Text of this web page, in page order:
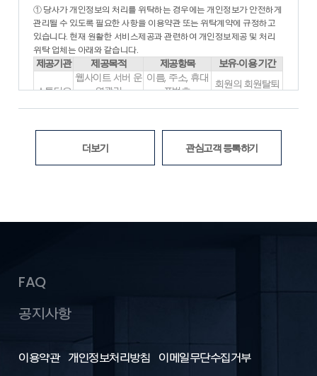
“회원”임을 확인하고 비밀보호를 위해 “회원” 자신이 정한 문자
또는 숫자의 조합을 의미합니다.
- “서비스”라 함은 구현되는 단말기(PC, TV, 휴대형단말기 등의
각종 유무선 장치를 포함)와 상관없이 “회원”이 이용할 수 있는
홈페이지 내 제반 서비스를 의미합니다.
- “운영자”란 서비스의 전반적인 관리와 원활한 운영을 위하여
회사에서 선정한 사람을 말합니다.
보 형태의 글, 사진, 동영상 및 각종 파일과 링크 등을
- “해지”라 함은 회사 또는 회원이 서비스 개통 이후 이용계약을
해약하는 것을 말합니다.
제5조 (이용신청)
1. “회원”이 되고자 하는 자(이하 “가입신청자”)는 홈페이지 상의
청하여야 합니다.
의하십니까”라는 물음에 “동의”를 누르면, 본 약관에 동의하는 것
으로 간주됩니다.
능합니다.
※ 보존근거: 전자상거래 등에서의 소비자 보호에 관한 법률 시행령 제
6조4
① 당사가 개인정보의 처리를 위탁하는 경우에는 개인정보가 안전하게
관리될 수 있도록 필요한 사항을 이용약관 또는 위탁계약에 규정하고
있습니다. 현재 원활한 서비스제공과 관련하여 개인정보제공 및 처리
위탁 업체는 아래와 같습니다.
제공기관 제공목적 제공항목
보유·이용 기간
스튜디오
픽스
웹사이트 서버 운
영관리
(데이터저장, 보
이름, 주소, 휴대
폰번호,
로그인ID, 비밀번
회원의 회원탈퇴
위탁계약 종료시
※ 위의 개인정보 처리 위탁에 대한 동의를 거부할 권리가 있습니다. 동
의 거부 시 대방건설(주)의 서비스가 제한되며, 동의를 해주셔야 서비
더보기 관심고객 등록하기
FAQ
공지사항
이용약관 개인정보처리방침 이메일무단수집거부